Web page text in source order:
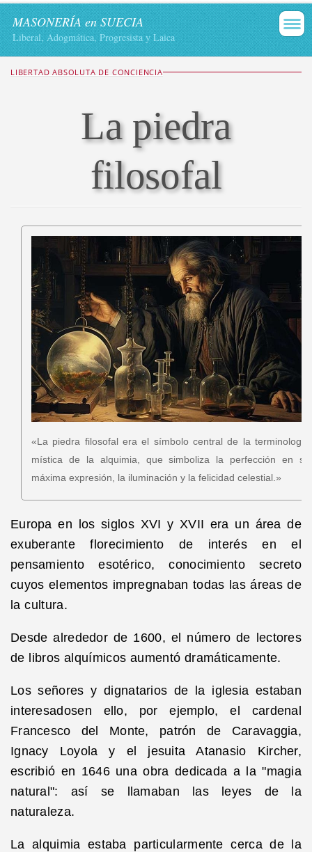
MASONERÍA en SUECIA
Liberal, Adogmática, Progresista y Laica
LIBERTAD ABSOLUTA DE CONCIENCIA
La piedra
filosofal
«La piedra filosofal era el símbolo central de la terminología
mística de la alquimia, que simboliza la perfección en su
máxima expresión, la iluminación y la felicidad celestial.»
Europa en los siglos XVI y XVII era un área de
exuberante florecimiento de interés en el
pensamiento esotérico, conocimiento secreto
cuyos elementos impregnaban todas las áreas de
la cultura.
Desde alrededor de 1600, el número de lectores
de libros alquímicos aumentó dramáticamente.
Los señores y dignatarios de la iglesia estaban
interesados​​en ello, por ejemplo, el cardenal
Francesco del Monte, patrón de Caravaggia,
Ignacy Loyola y el jesuita Atanasio Kircher,
escribió en 1646 una obra dedicada a la "magia
natural": así se llamaban las leyes de la
naturaleza.
La alquimia estaba particularmente cerca de la